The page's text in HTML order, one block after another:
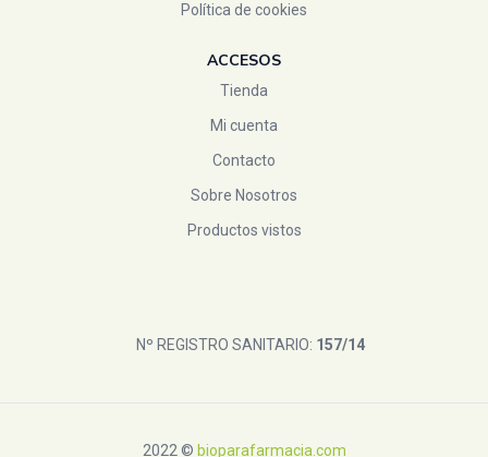
Política de cookies
ACCESOS
Tienda
Mi cuenta
Contacto
Sobre Nosotros
Productos vistos
Nº REGISTRO SANITARIO: 157/14
2022 © bioparafarmacia.com